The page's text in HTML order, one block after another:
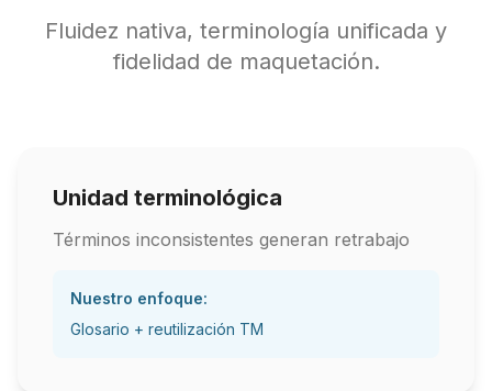
Fluidez nativa, terminología unificada y
fidelidad de maquetación.
Unidad terminológica
Términos inconsistentes generan retrabajo
Nuestro enfoque:
Glosario + reutilización TM